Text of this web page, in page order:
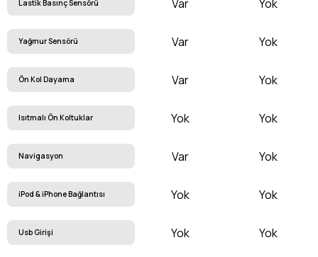
Lastik Basınç Sensörü Var Yok
Yağmur Sensörü Var Yok
Ön Kol Dayama Var Yok
Isıtmalı Ön Koltuklar Yok Yok
Navigasyon Var Yok
iPod & iPhone Bağlantısı Yok Yok
Usb Girişi Yok Yok